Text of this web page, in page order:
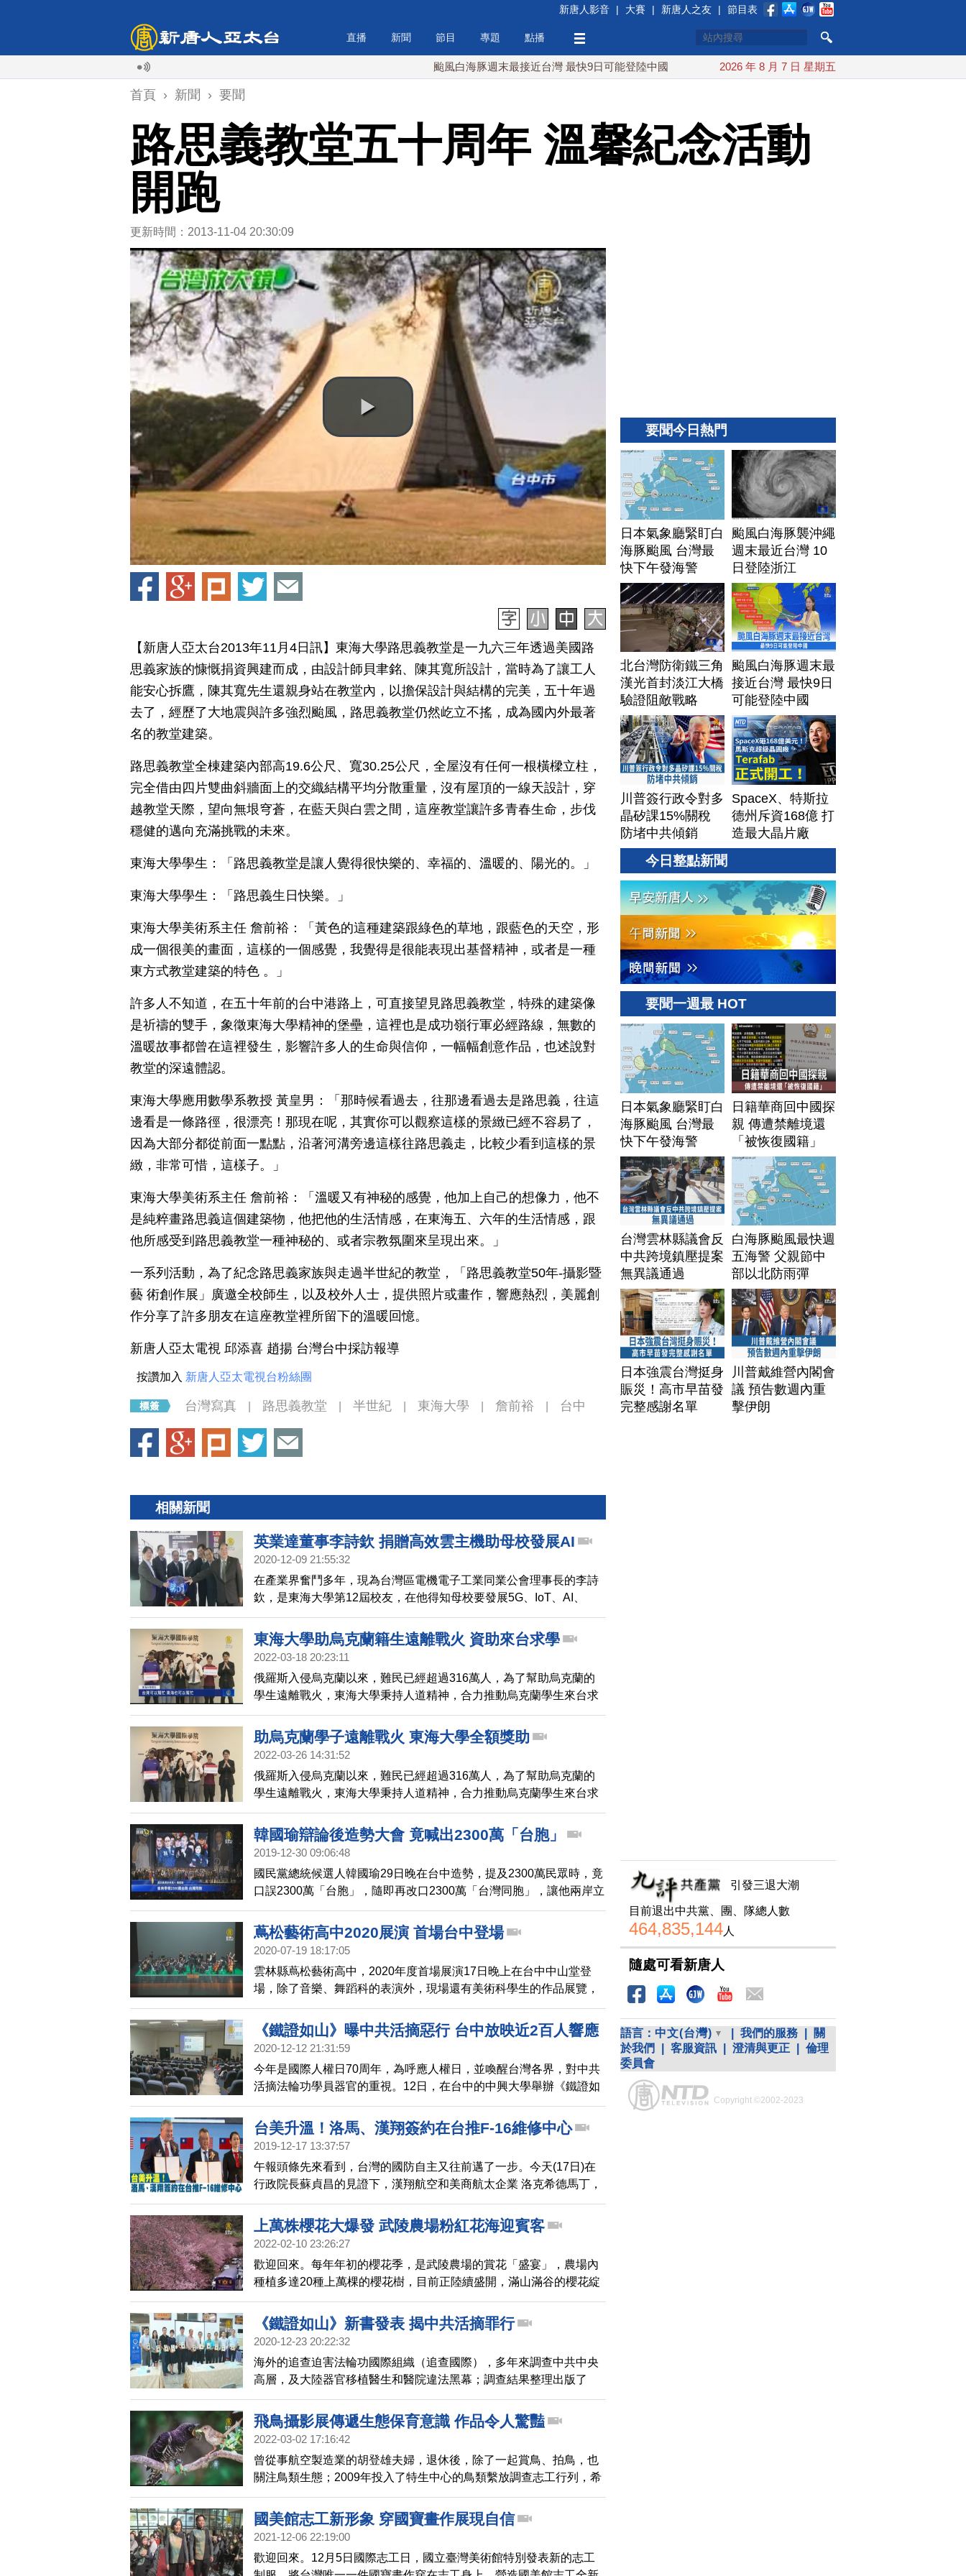
新唐人影音 | 大賽 | 新唐人之友 | 節目表
直播 新聞 節目 專題 點播
颱風白海豚週末最接近台灣 最快9日可能登陸中國 台灣漢光首結合城鎮演習 AIT連續發文讚「韌性台灣」
2026 年 8 月 7 日 星期五
首頁 › 新聞 › 要聞
路思義教堂五十周年 溫馨紀念活動
開跑
更新時間：2013-11-04 20:30:09
【新唐人亞太台2013年11月4日訊】東海大學路思義教堂是一九六三年透過美國路
思義家族的慷慨捐資興建而成，由設計師貝聿銘、陳其寬所設計，當時為了讓工人
能安心拆鷹，陳其寬先生還親身站在教堂內，以擔保設計與結構的完美，五十年過
去了，經歷了大地震與許多強烈颱風，路思義教堂仍然屹立不搖，成為國內外最著
名的教堂建築。
路思義教堂全棟建築內部高19.6公尺、寬30.25公尺，全屋沒有任何一根橫樑立柱，
完全借由四片雙曲斜牆面上的交織結構平均分散重量，沒有屋頂的一線天設計，穿
越教堂天際，望向無垠穹蒼，在藍天與白雲之間，這座教堂讓許多青春生命，步伐
穩健的邁向充滿挑戰的未來。
東海大學學生：「路思義教堂是讓人覺得很快樂的、幸福的、溫暖的、陽光的。」
東海大學學生：「路思義生日快樂。」
東海大學美術系主任 詹前裕：「黃色的這種建築跟綠色的草地，跟藍色的天空，形
成一個很美的畫面，這樣的一個感覺，我覺得是很能表現出基督精神，或者是一種
東方式教堂建築的特色 。」
許多人不知道，在五十年前的台中港路上，可直接望見路思義教堂，特殊的建築像
是祈禱的雙手，象徵東海大學精神的堡壘，這裡也是成功嶺行軍必經路線，無數的
溫暖故事都曾在這裡發生，影響許多人的生命與信仰，一幅幅創意作品，也述說對
教堂的深遠體認。
東海大學應用數學系教授 黃皇男：「那時候看過去，往那邊看過去是路思義，往這
邊看是一條路徑，很漂亮！那現在呢，其實你可以觀察這樣的景緻已經不容易了，
因為大部分都從前面一點點，沿著河溝旁邊這樣往路思義走，比較少看到這樣的景
緻，非常可惜，這樣子。」
東海大學美術系主任 詹前裕：「溫暖又有神秘的感覺，他加上自己的想像力，他不
是純粹畫路思義這個建築物，他把他的生活情感，在東海五、六年的生活情感，跟
他所感受到路思義教堂一種神秘的、或者宗教氛圍來呈現出來。」
一系列活動，為了紀念路思義家族與走過半世紀的教堂，「路思義教堂50年-攝影暨
藝 術創作展」廣邀全校師生，以及校外人士，提供照片或畫作，響應熱烈，美麗創
作分享了許多朋友在這座教堂裡所留下的溫暖回憶。
新唐人亞太電視 邱添喜 趙揚 台灣台中採訪報導
按讚加入 新唐人亞太電視台粉絲團
台灣寫真 路思義教堂 半世紀 東海大學 詹前裕 台中
相關新聞
英業達董事李詩欽 捐贈高效雲主機助母校發展AI
2020-12-09 21:55:32
在產業界奮鬥多年，現為台灣區電機電子工業同業公會理事長的李詩
欽，是東海大學第12屆校友，在他得知母校要發展5G、IoT、AI、
Cloud等創新技術與應用的消息，(12月8日)日前，特地回校捐贈近
1500萬元的高效能雲設備給母校。
東海大學助烏克蘭籍生遠離戰火 資助來台求學
2022-03-18 20:23:11
俄羅斯入侵烏克蘭以來，難民已經超過316萬人，為了幫助烏克蘭的
學生遠離戰火，東海大學秉持人道精神，合力推動烏克蘭學生來台求
學的安置計畫，要免費資助10位烏克蘭學生，來台就學。
助烏克蘭學子遠離戰火 東海大學全額獎助
2022-03-26 14:31:52
俄羅斯入侵烏克蘭以來，難民已經超過316萬人，為了幫助烏克蘭的
學生遠離戰火，東海大學秉持人道精神，合力推動烏克蘭學生來台求
學的安置計畫，免費資助10位烏克蘭學生，來台就學。
韓國瑜辯論後造勢大會 竟喊出2300萬「台胞」
2019-12-30 09:06:48
國民黨總統候選人韓國瑜29日晚在台中造勢，提及2300萬民眾時，竟
口誤2300萬「台胞」，隨即再改口2300萬「台灣同胞」，讓他兩岸立
場再次受質疑。
蔦松藝術高中2020展演 首場台中登場
2020-07-19 18:17:05
雲林縣蔦松藝術高中，2020年度首場展演17日晚上在台中中山堂登
場，除了音樂、舞蹈科的表演外，現場還有美術科學生的作品展覽，
精彩的演出和專業的素質，令觀眾讚賞不已。
《鐵證如山》曝中共活摘惡行 台中放映近2百人響應
2020-12-12 21:31:59
今年是國際人權日70周年，為呼應人權日，並喚醒台灣各界，對中共
活摘法輪功學員器官的重視。12日，在台中的中興大學舉辦《鐵證如
山》影片放映及新書發表會，多位學界醫界先進到場為人權發聲，譴
責中共活摘器官的惡行，近200人到場響應。
台美升溫！洛馬、漢翔簽約在台推F-16維修中心
2019-12-17 13:37:57
午報頭條先來看到，台灣的國防自主又往前邁了一步。今天(17日)在
行政院長蘇貞昌的見證下，漢翔航空和美商航太企業 洛克希德馬丁，
簽署以維修中心為目標的策略合作協議，雙方將共同推動台灣成為
F16戰機的亞太維修中心。
上萬株櫻花大爆發 武陵農場粉紅花海迎賓客
2022-02-10 23:26:27
歡迎回來。每年年初的櫻花季，是武陵農場的賞花「盛宴」，農場內
種植多達20種上萬棵的櫻花樹，目前正陸續盛開，滿山滿谷的櫻花綻
放，吸引許多遊客上山走春。
《鐵證如山》新書發表 揭中共活摘罪行
2020-12-23 20:22:32
海外的追查迫害法輪功國際組織（追查國際），多年來調查中共中央
高層，及大陸器官移植醫生和醫院違法黑幕；調查結果整理出版了
《鐵證如山》第一部和第二部書籍及摘要影片。11日，在台灣台中市
豐原的樂天宮，舉行新書發表會、並且贈書，希望台灣民眾瞭解中共
活摘法輪功學員器官的罪行，仍在繼續。
飛鳥攝影展傳遞生態保育意識 作品令人驚豔
2022-03-02 17:16:42
曾從事航空製造業的胡登雄夫婦，退休後，除了一起賞鳥、拍鳥，也
關注鳥類生態；2009年投入了特生中心的鳥類繫放調查志工行列，希
望替台灣鳥類生態盡一份心力。日前在台中中都藝廊展出「飛鳥攝影
展」，期望藉此喚起民眾對環境生態的重視。
國美館志工新形象 穿國寶畫作展現自信
2021-12-06 22:19:00
歡迎回來。12月5日國際志工日，國立臺灣美術館特別發表新的志工
要聞今日熱門
日本氣象廳緊盯白
海豚颱風 台灣最
快下午發海警
颱風白海豚襲沖繩
週末最近台灣 10
日登陸浙江
北台灣防衛鐵三角
漢光首封淡江大橋
驗證阻敵戰略
颱風白海豚週末最
接近台灣 最快9日
可能登陸中國
川普簽行政令對多
晶矽課15%關稅
防堵中共傾銷
SpaceX、特斯拉
德州斥資168億 打
造最大晶片廠
Terafab
今日整點新聞
要聞一週最 HOT
日本氣象廳緊盯白
海豚颱風 台灣最
快下午發海警
日籍華商回中國探
親 傳遭禁離境還
「被恢復國籍」
台灣雲林縣議會反
中共跨境鎮壓提案
無異議通過
白海豚颱風最快週
五海警 父親節中
部以北防雨彈
日本強震台灣挺身
賑災！高市早苗發
完整感謝名單
川普戴維營內閣會
議 預告數週內重
擊伊朗
引發三退大潮
目前退出中共黨、團、隊總人數
464,835,144人
隨處可看新唐人
語言： 中文(台灣) 我們的服務
關
於我們
客服資訊 澄清與更正
倫理
委員會
Copyright ©2002-2023